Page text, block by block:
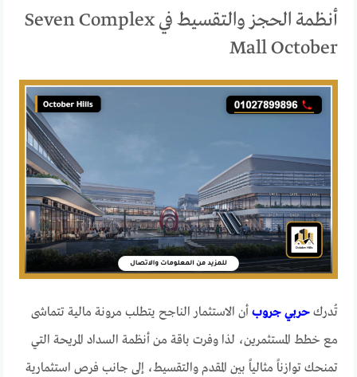
أنظمة الحجز والتقسيط في Seven Complex
Mall October
تُدركحربي جروب أن الاستثمار الناجح يتطلب مرونة مالية تتماشى
مع خطط المستثمرين، لذا وفرت باقة من أنظمة السداد المريحة التي
تمنحك توازناً مثالياً بين المقدم والتقسيط، إلى جانب فرص استثمارية